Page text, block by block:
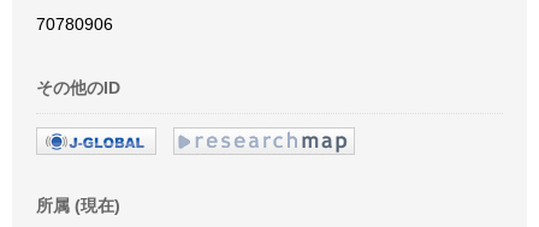
70780906
その他のID
所属 (現在)